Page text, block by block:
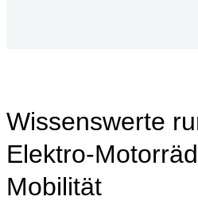
Wissenswerte
Elektro-
Mobilität